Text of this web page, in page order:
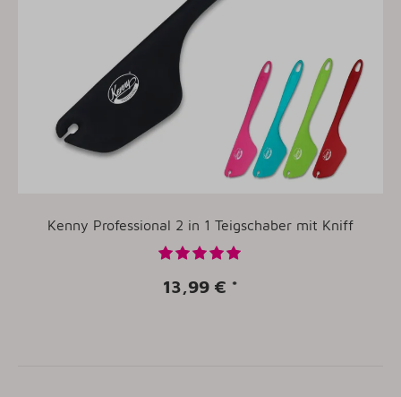
Kenny Professional 2 in 1 Teigschaber mit Kniff
13,99 € *